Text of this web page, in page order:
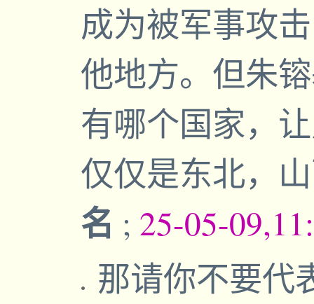
成为被军事攻
他地方。但朱
有哪个国家，
仅仅是东北，
名 ; 25-05-
那请你不要代